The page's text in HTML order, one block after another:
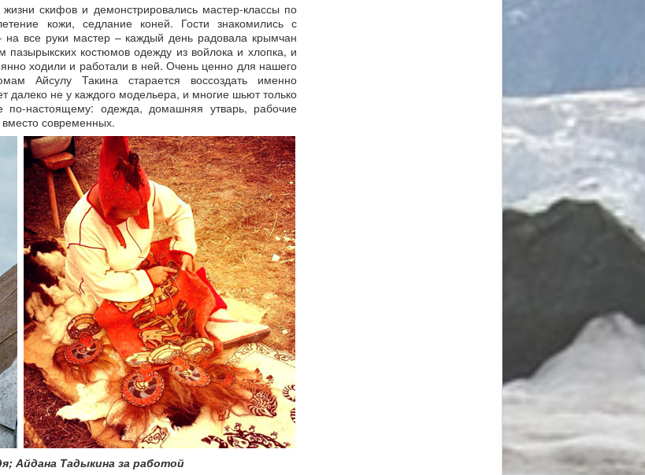
скифов и демонстрировались мастер-классы по
кожи, седлание коней. Гости знакомились с
на все руки мастер – каждый день радовала крымчан
пазырыкских костюмов одежду из войлока и хлопка, и
ходили и работали в ней. Очень ценно для нашего
Айсулу Такина старается воссоздать именно
далеко не у каждого модельера, и многие шьют только
настоящему: одежда, домашняя утварь, рабочие
современных.
Айдана Тадыкина за работой